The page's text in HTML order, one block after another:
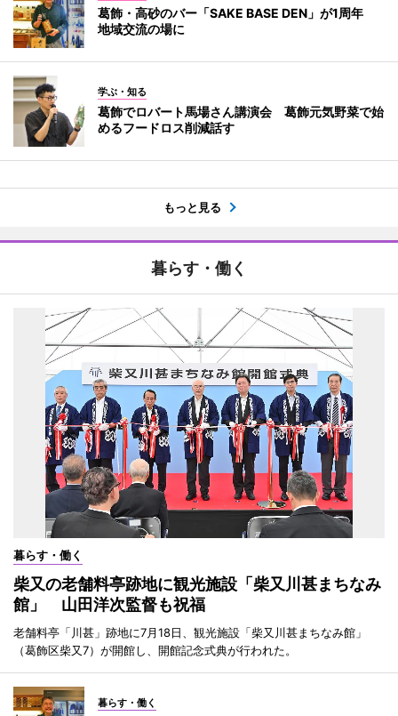
葛飾・高砂のバー「SAKE BASE DEN」が1周年
地域交流の場に
学ぶ・知る
葛飾でロバート馬場さん講演会 葛飾元気野菜で始
めるフードロス削減話す
もっと見る
暮らす・働く
暮らす・働く
柴又の老舗料亭跡地に観光施設「柴又川甚まちなみ
館」 山田洋次監督も祝福
老舗料亭「川甚」跡地に7月18日、観光施設「柴又川甚まちなみ館」
（葛飾区柴又7）が開館し、開館記念式典が行われた。
暮らす・働く